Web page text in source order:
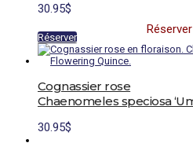
30.95$
Réserver
Cognassier rose
Chaenomeles speciosa
30.95$